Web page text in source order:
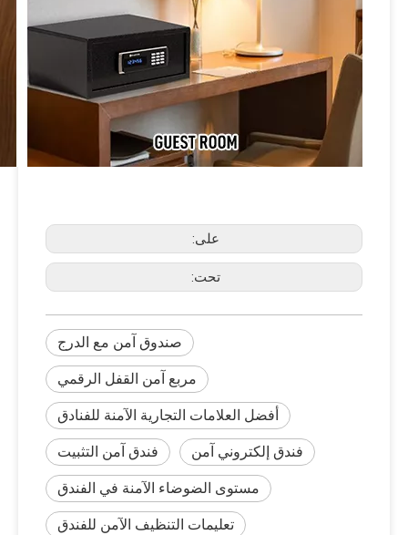
على:
تحت:
صندوق آمن مع الدرج
مربع آمن القفل الرقمي
أفضل العلامات التجارية الآمنة للفنادق
فندق آمن التثبيت فندق إلكتروني آمن
مستوى الضوضاء الآمنة في الفندق
تعليمات التنظيف الآمن للفندق